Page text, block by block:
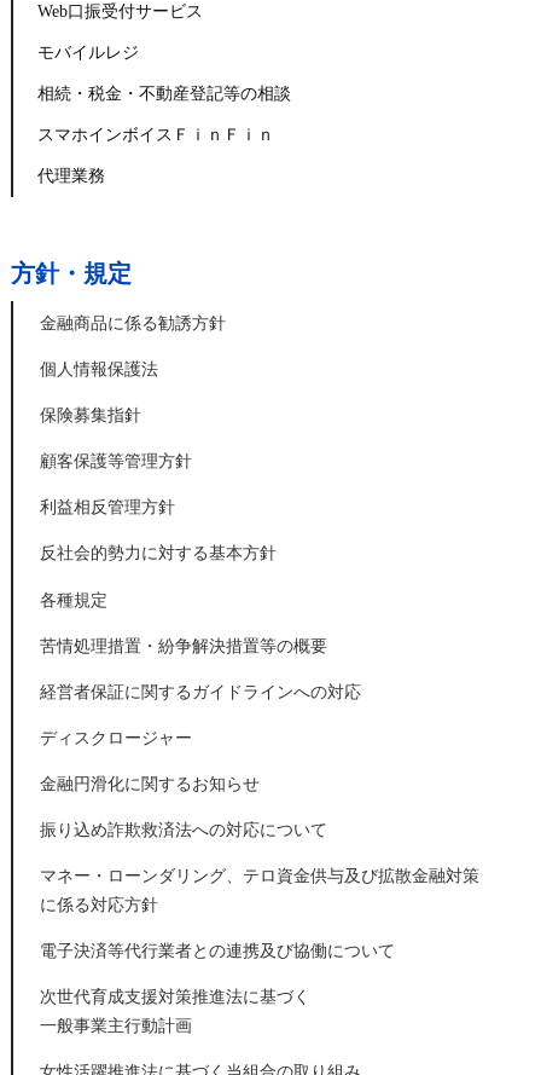
Web口振受付サービス
モバイルレジ
相続・税金・不動産登記等の相談
スマホインボイスＦｉｎＦｉｎ
代理業務
方針・規定
金融商品に係る勧誘方針
個人情報保護法
保険募集指針
顧客保護等管理方針
利益相反管理方針
反社会的勢力に対する基本方針
各種規定
苦情処理措置・紛争解決措置等の概要
経営者保証に関するガイドラインへの対応
ディスクロージャー
金融円滑化に関するお知らせ
振り込め詐欺救済法への対応について
マネー・ローンダリング、テロ資金供与及び拡散金融対策
に係る対応方針
電子決済等代行業者との連携及び協働について
次世代育成支援対策推進法に基づく
一般事業主行動計画